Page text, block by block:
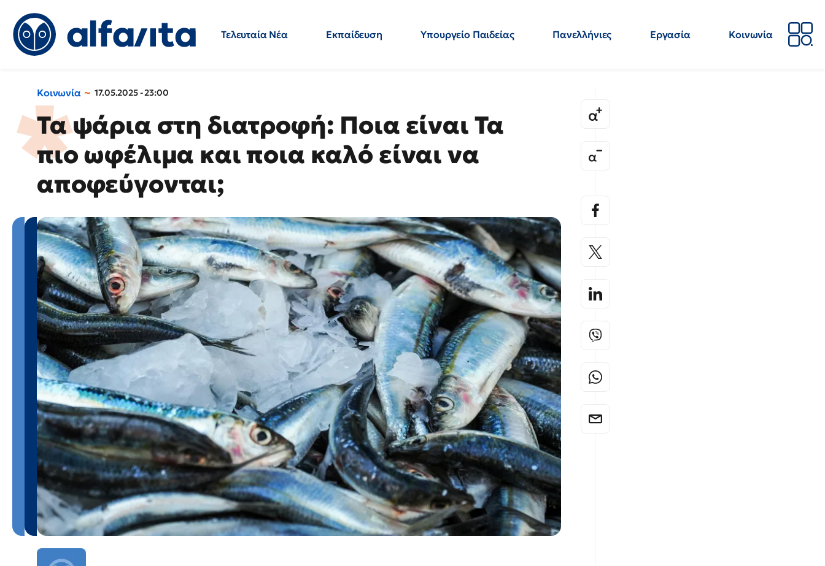
Τελευταία Νέα Εκπαίδευση Υπουργείο Παιδείας Πανελλήνιες Εργασία
Κοινωνία
Κοινωνία 17.05.2025 - 23:00
Τα ψάρια στη διατροφή: Ποια είναι Τα
πιο ωφέλιμα και ποια καλό είναι να
αποφεύγονται;